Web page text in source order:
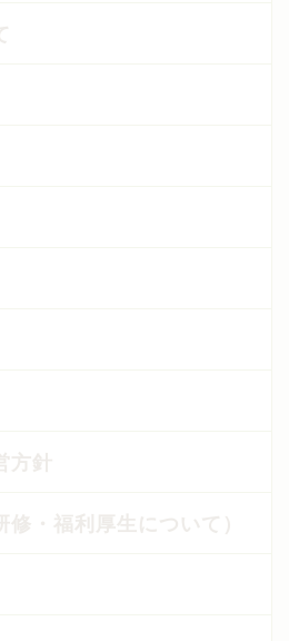
針
・福利厚生について）